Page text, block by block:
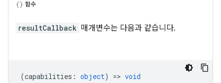
함수
resultCallback 매개변수는 다음과 같습니다.
(capabilities : object) => void